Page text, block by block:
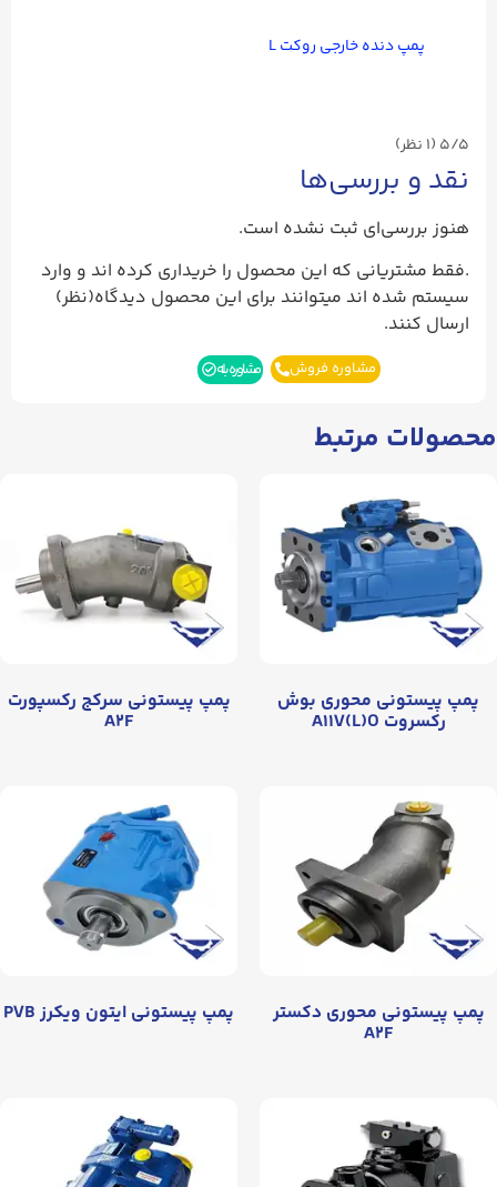
پمپ دنده خارجی روکت L
5/5 (۱ نظر)
نقد و بررسی‌ها
هنوز بررسی‌ای ثبت نشده است.
.فقط مشتریانی که این محصول را خریداری کرده اند و وارد
سیستم شده اند میتوانند برای این محصول دیدگاه(نظر)
ارسال کنند.
مشاوره فروش مشاوره بله
محصولات مرتبط
پمپ پیستونی محوری بوش
رکسروت A۱۱V(L)O
پمپ پیستونی سرکج رکسپورت
A۲F
پمپ پیستونی محوری دکستر
A۲F
پمپ پیستونی ایتون ویکرز PVB